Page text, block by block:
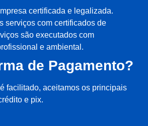
certificada e legalizada.
serviços com certificados de
são executados com
e ambiental.
de Pagamento?
facilitado, aceitamos os principais
e pix.